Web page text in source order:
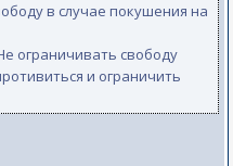
в случае покушения на
ограничивать свободу
и ограничить